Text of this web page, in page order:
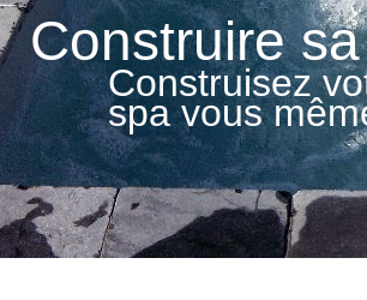
Construire
Construisez
spa vous